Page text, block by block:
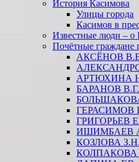
История Касимова
Улицы города
Касимов в
Известные люди – о
Почётные граждане
АКСЁНОВ
АРТЮХИНА
БАРАНОВ В.Г.
ГЕРАСИМОВ
ГРИГОРЬЕВ
ИШИМБАЕВ
КОЗЛОВА З.Н.
КОЛПАКОВА